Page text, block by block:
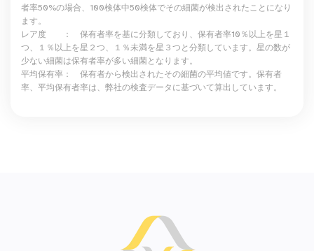
者率50%の場合、100検体中50検体でその細菌が検出されたことになり
ます。
レア度 ： 保有者率を基に分類しており、保有者率10％以上を星１
つ、１％以上を星２つ、１％未満を星３つと分類しています。星の数が
少ない細菌は保有者率が多い細菌となります。
平均保有率： 保有者から検出されたその細菌の平均値です。保有者
率、平均保有者率は、弊社の検査データに基づいて算出しています。